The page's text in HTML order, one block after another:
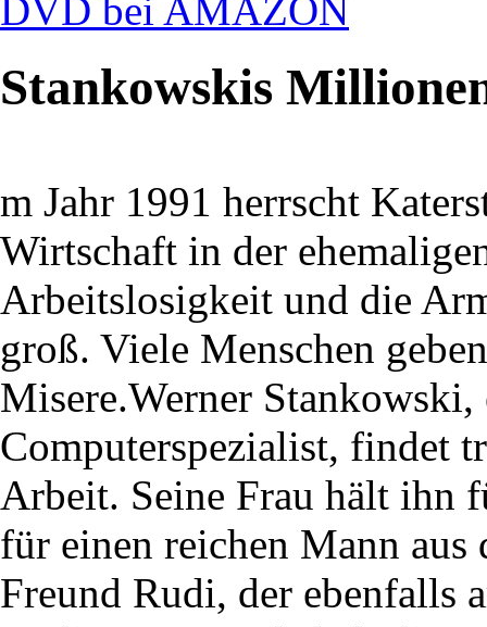
DVD bei AMAZON
Stankowskis
m Jahr 1991 herrscht
Wirtschaft in der
Arbeitslosigkeit und die
groß. Viele Menschen
Misere.Werner
Computerspezialist, findet
Arbeit. Seine Frau hält ihn
für einen reichen Mann aus
Freund Rudi, der ebenfalls